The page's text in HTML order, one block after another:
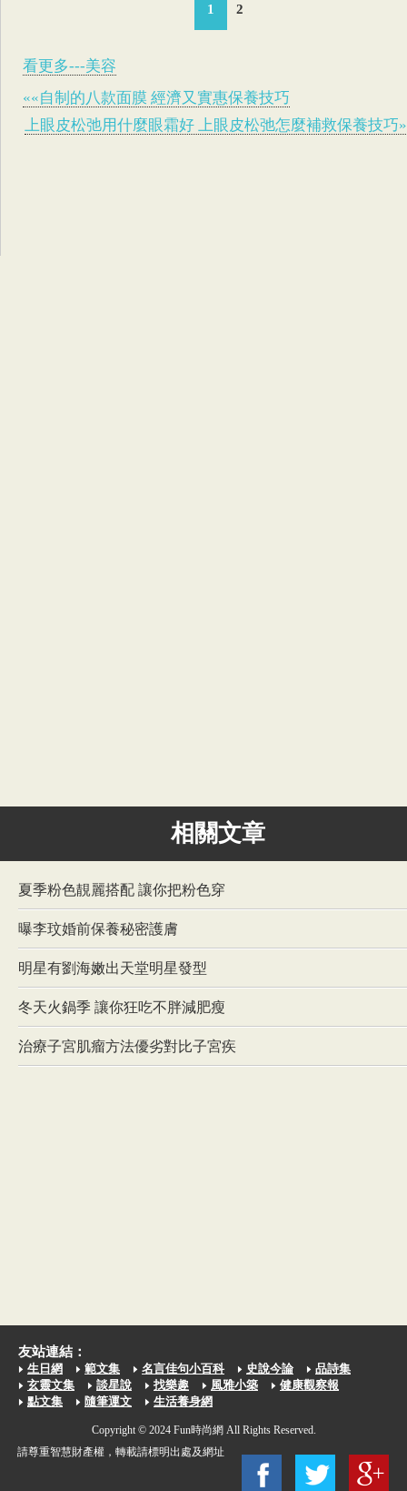
1 2
看更多---美容
««自制的八款面膜 經濟又實惠保養技巧
上眼皮松弛用什麼眼霜好 上眼皮松弛怎麼補救保養技巧
相關文章
夏季粉色靚麗搭配 讓你把粉色穿
曝李玟婚前保養秘密護膚
明星有劉海嫩出天堂明星發型
冬天火鍋季 讓你狂吃不胖減肥瘦
治療子宮肌瘤方法優劣對比子宮疾
友站連結：
生日網 範文集 名言佳句小百科 史說今論
品詩集
玄靈文集
談星說 找樂趣 風雅小築
健康觀察報
點文集
隨筆運文 生活養身網
Copyright © 2024 Fun時尚網 All Rights Reserved.
請尊重智慧財產權，轉載請標明出處及網址